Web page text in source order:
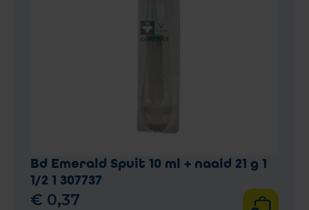
Bd Emerald Spuit 10 ml + naald 21 g 1
1/2 1 307737
€ 0,37